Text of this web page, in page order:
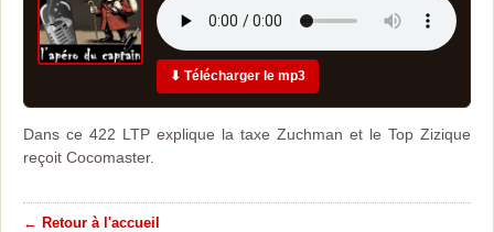
⬇ Télécharger le mp3
Dans ce 422 LTP explique la taxe Zuchman et le Top Zizique
reçoit Cocomaster.
← Retour à l'accueil